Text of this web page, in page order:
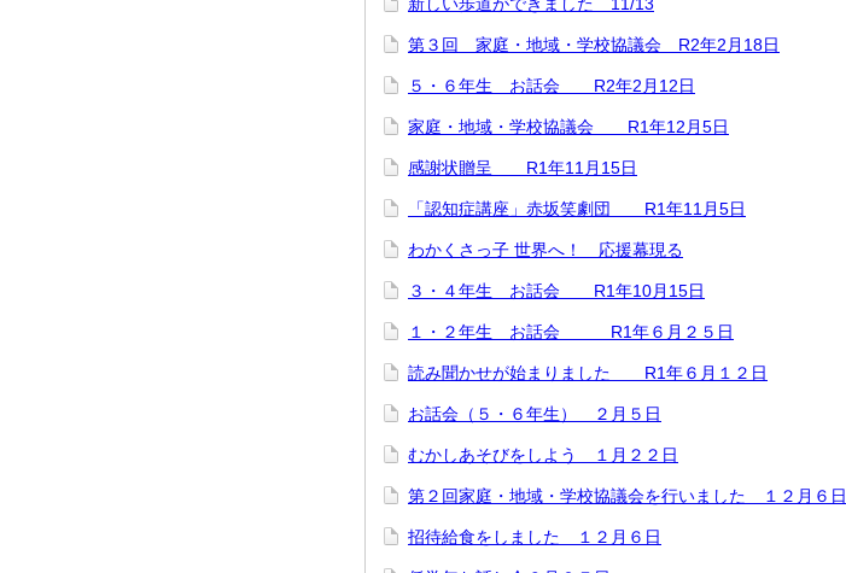
第３回 家庭・地域・学校協議会 R2年2月18日
５・６年生 お話会 R2年2月12日
家庭・地域・学校協議会 R1年12月5日
感謝状贈呈 R1年11月15日
「認知症講座」赤坂笑劇団 R1年11月5日
わかくさっ子 世界へ！ 応援幕現る
３・４年生 お話会 R1年10月15日
１・２年生 お話会 R1年６月２５日
読み聞かせが始まりました R1年６月１２日
お話会（５・６年生） ２月５日
むかしあそびをしよう １月２２日
第２回家庭・地域・学校協議会を行いました １２月６日
招待給食をしました １２月６日